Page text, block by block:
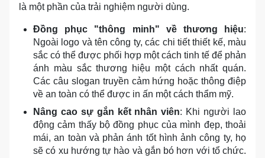
là một phần của trải nghiệm người dùng.
Đồng phục "thông minh" về thương hiệu:
Ngoài logo và tên công ty, các chi tiết thiết kế, màu
sắc có thể được phối hợp một cách tinh tế để phản
ánh màu sắc thương hiệu một cách nhất quán.
Các câu slogan truyền cảm hứng hoặc thông điệp
về an toàn có thể được in ấn một cách thẩm mỹ.
Nâng cao sự gắn kết nhân viên: Khi người lao
động cảm thấy bộ đồng phục của mình đẹp, thoải
mái, an toàn và phản ánh tốt hình ảnh công ty, họ
sẽ có xu hướng tự hào và gắn bó hơn với tổ chức.